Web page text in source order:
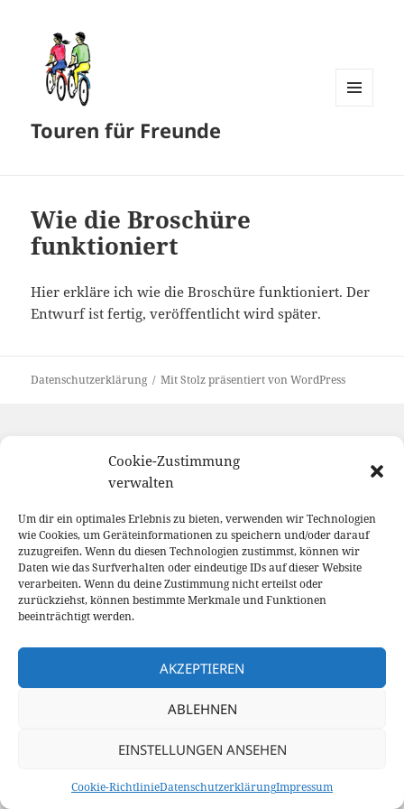
Cookie-Zustimmung
verwalten
Um dir ein optimales Erlebnis zu bieten, verwenden wir Technologien
wie Cookies, um Geräteinformationen zu speichern und/oder darauf
zuzugreifen. Wenn du diesen Technologien zustimmst, können wir
Daten wie das Surfverhalten oder eindeutige IDs auf dieser Website
verarbeiten. Wenn du deine Zustimmung nicht erteilst oder
zurückziehst, können bestimmte Merkmale und Funktionen
beeinträchtigt werden.
AKZEPTIEREN
ABLEHNEN
EINSTELLUNGEN ANSEHEN
Cookie-RichtlinieDatenschutzerklärungImpressum
Touren für Freunde
Wie die Broschüre
funktioniert
Hier erkläre ich wie die Broschüre funktioniert. Der
Entwurf ist fertig, veröffentlicht wird später.
Datenschutzerklärung Mit Stolz präsentiert von WordPress